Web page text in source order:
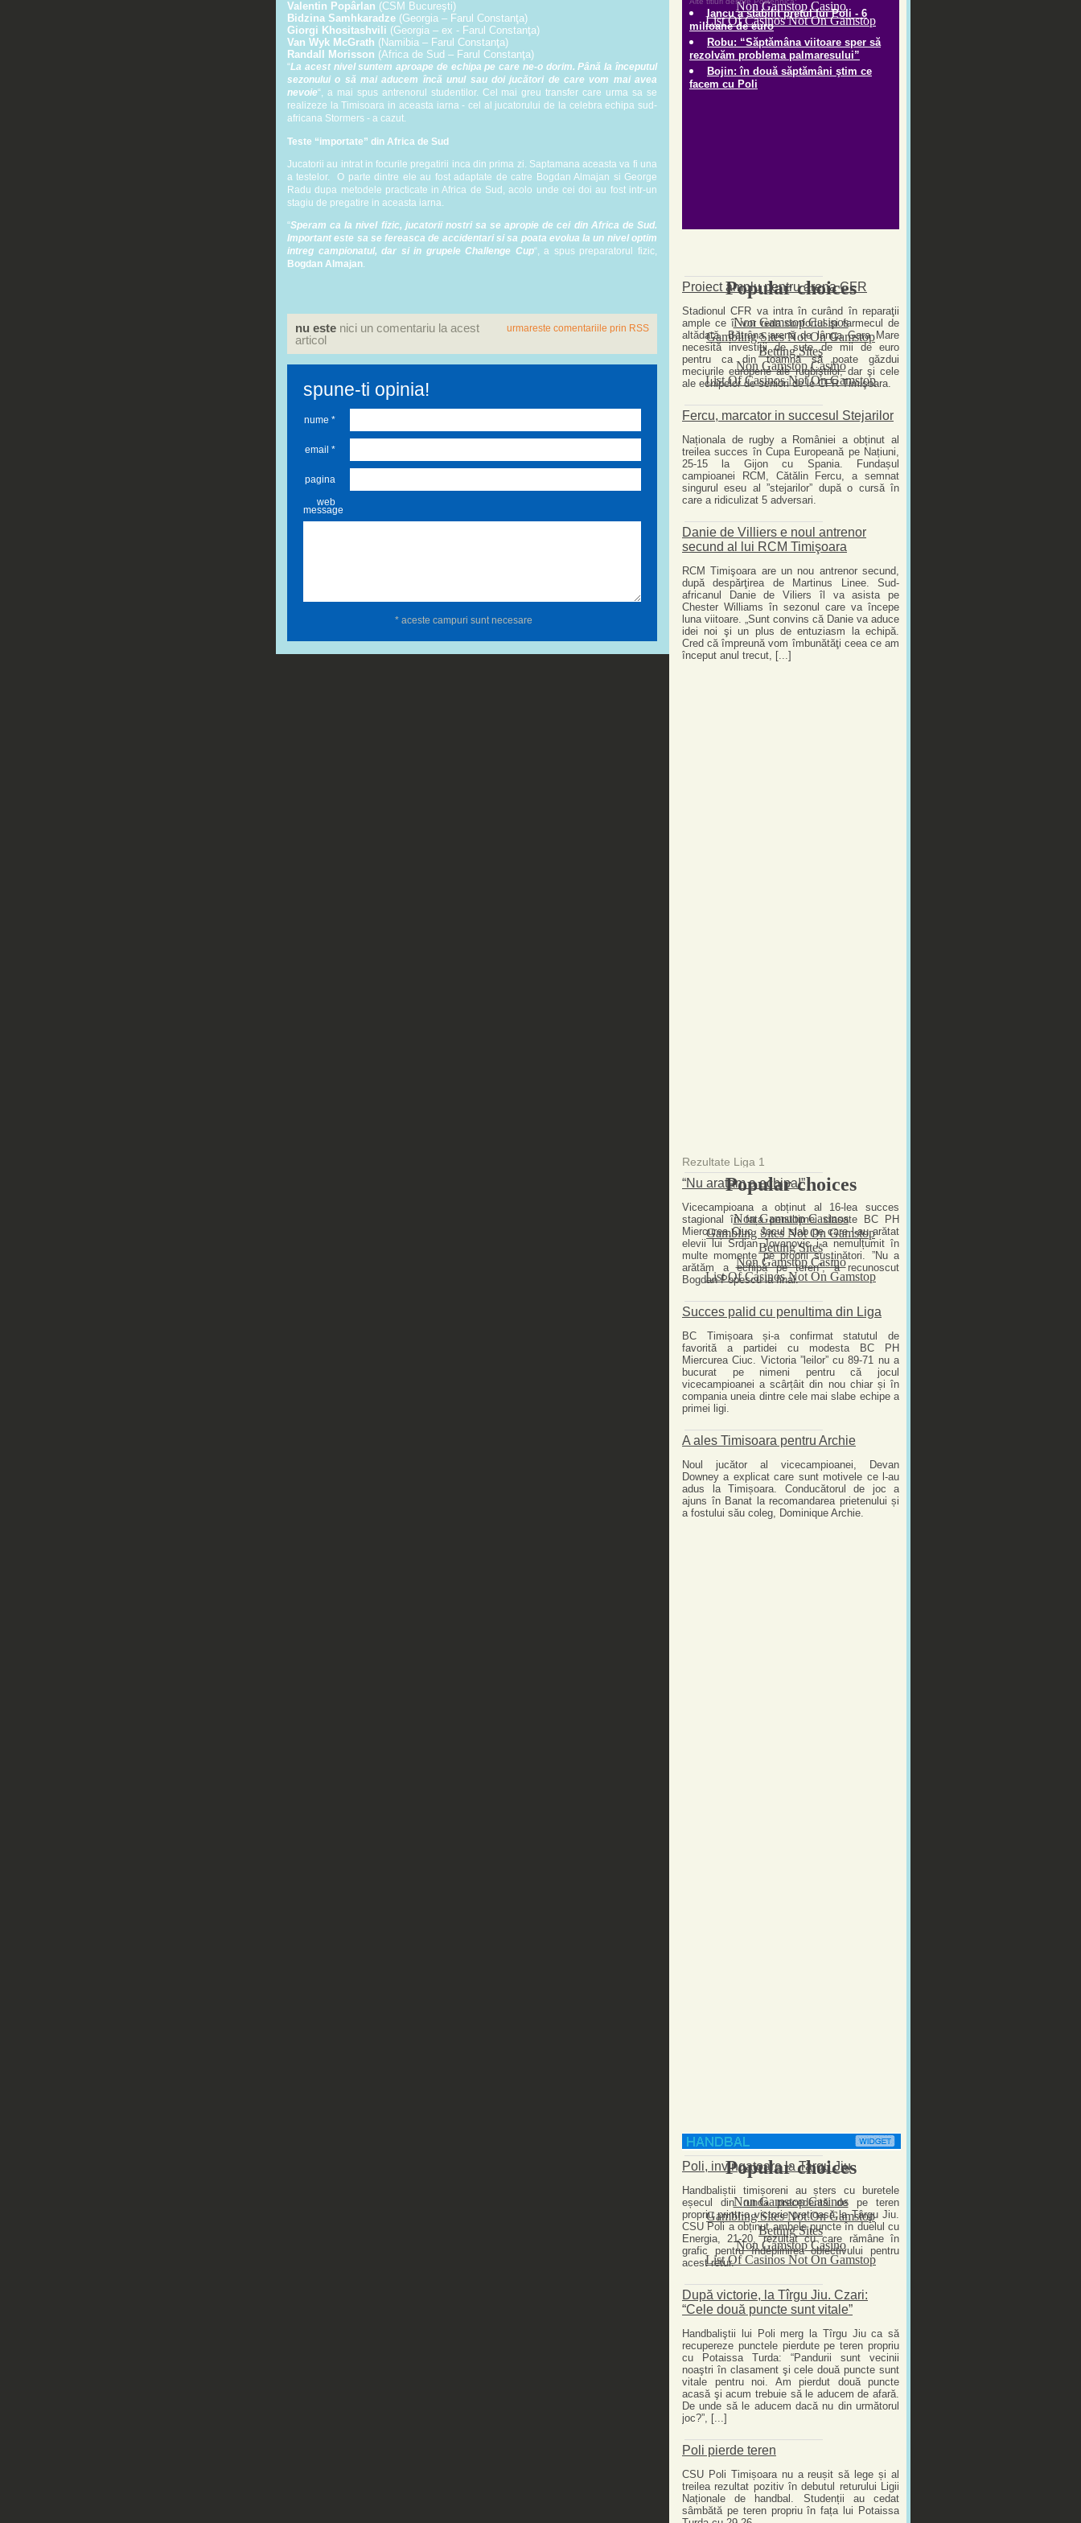
Valentin Popârlan (CSM Bucureşti)
Bidzina Samhkaradze (Georgia – Farul Constanţa)
Giorgi Khositashvili (Georgia – ex - Farul Constanţa)
Van Wyk McGrath (Namibia – Farul Constanţa)
Randall Morisson (Africa de Sud – Farul Constanţa)
“La acest nivel suntem aproape de echipa pe care ne-o dorim. Până la începutul
sezonului o să mai aducem încă unul sau doi jucători de care vom mai avea
nevoie“, a mai spus antrenorul studentilor. Cel mai greu transfer care urma sa se
realizeze la Timisoara in aceasta iarna - cel al jucatorului de la celebra echipa sud-
africana Stormers - a cazut.
Teste “importate” din Africa de Sud
Jucatorii au intrat in focurile pregatirii inca din prima zi. Saptamana aceasta va fi una
a testelor. O parte dintre ele au fost adaptate de catre Bogdan Almajan si George
Radu dupa metodele practicate in Africa de Sud, acolo unde cei doi au fost intr-un
stagiu de pregatire in aceasta iarna.
“Speram ca la nivel fizic, jucatorii nostri sa se apropie de cei din Africa de Sud.
Important este sa se fereasca de accidentari si sa poata evolua la un nivel optim
intreg campionatul, dar si in grupele Challenge Cup“, a spus preparatorul fizic,
Bogdan Almajan.
urmareste comentariile prin RSS
nu este nici un comentariu la acest
articol
spune-ti opinia!
nume *
email *
pagina
web
message
* aceste campuri sunt necesare
Rezultate Liga 1